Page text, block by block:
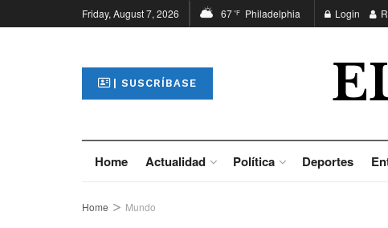
Friday, August 7, 2026 67°F Philadelphia Login
| SUSCRÍBASE
Home Actualidad Política Deportes
Home Mundo